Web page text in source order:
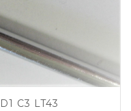
C3 LT43